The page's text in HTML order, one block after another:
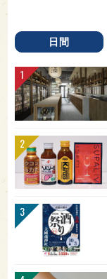
日間